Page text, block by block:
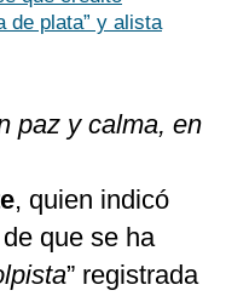
de plata” y alista
paz y calma, en
, quien indicó
que se ha
” registrada